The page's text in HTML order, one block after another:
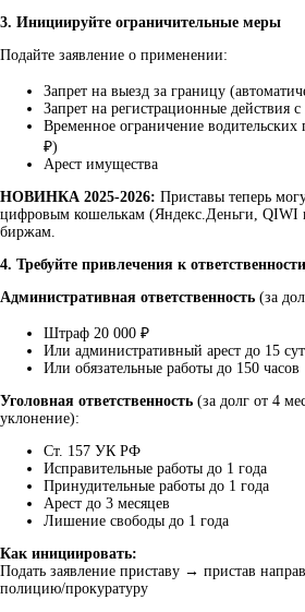
3. Инициируйте ограничительные меры
Подайте заявление о применении:
Запрет на выезд за границу
Запрет на регистрационные действия
Временное ограничение водительских
₽)
Арест имущества
НОВИНКА 2025-2026: Приставы теперь
цифровым кошелькам (Яндекс.Деньги, QIWI
биржам.
4. Требуйте привлечения к ответственности
Административная ответственность (за
Штраф 20 000 ₽
Или административный арест до 15
Или обязательные работы до 150 часов
Уголовная ответственность (за долг от 4
уклонение):
Ст. 157 УК РФ
Исправительные работы до 1 года
Принудительные работы до 1 года
Арест до 3 месяцев
Лишение свободы до 1 года
Как инициировать:
Подать заявление приставу → пристав
полицию/прокуратуру